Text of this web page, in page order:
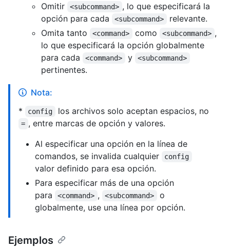
Omitir
<subcommand> , lo que especificará la
opción para cada
<subcommand>
relevante.
Omita tanto
<command> como <subcommand> ,
lo que especificará la opción globalmente
para cada
<command> y <subcommand>
pertinentes.
Nota:
*
config los archivos solo aceptan espacios, no
= , entre marcas de opción y valores.
Al especificar una opción en la línea de
comandos, se invalida cualquier
config
valor definido para esa opción.
Para especificar más de una opción
para
<command> , <subcommand>
o
globalmente, use una línea por opción.
Ejemplos